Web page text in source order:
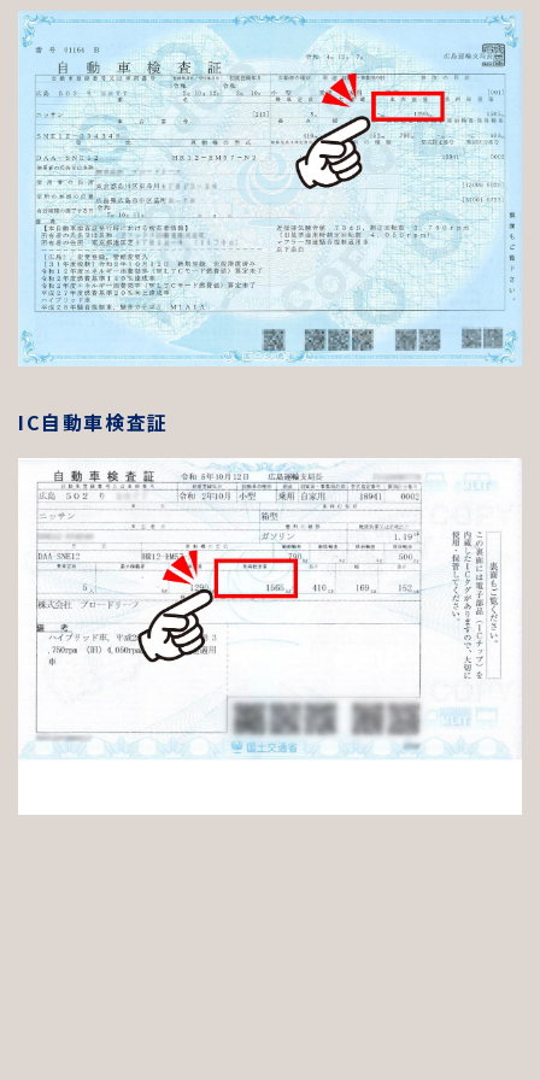
量」、商用車の場合は「車両
総重量」です。
IC自動車検査証